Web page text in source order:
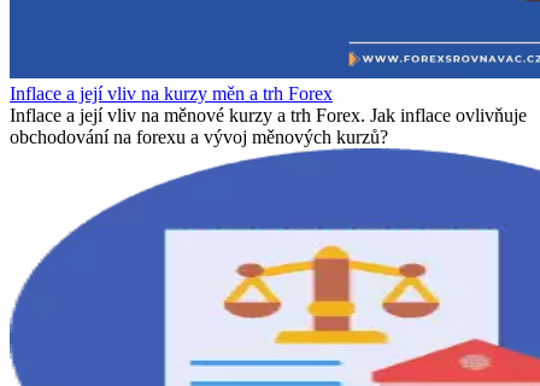
Inflace a její vliv na kurzy měn a trh Forex
Inflace a její vliv na měnové kurzy a trh Forex. Jak inflace ovlivňuje
obchodování na forexu a vývoj měnových kurzů?